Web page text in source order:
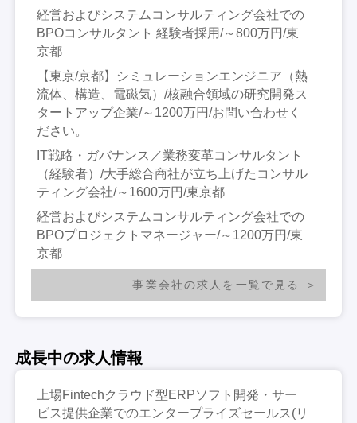
経営およびシステムコンサルティング会社での
BPOコンサルタント 経験者採用/～800万円/東
京都
【東京/京都】シミュレーションエンジニア（熱
流体、構造、電磁気）/核融合領域の研究開発ス
タートアップ企業/～1200万円/お問い合わせく
ださい。
IT戦略・ガバナンス／業務変革コンサルタント
（経験者）/大手総合商社が立ち上げたコンサル
ティング会社/～1600万円/東京都
経営およびシステムコンサルティング会社での
BPOプロジェクトマネージャー/～1200万円/東
京都
事業会社の求人を一覧で見る
成長中の求人情報
上場Fintechクラウド型ERPソフト開発・サー
ビス提供企業でのエンタープライズセールス(リ